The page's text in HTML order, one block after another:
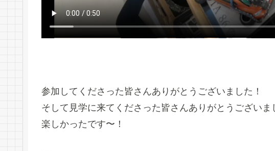
参加してくださった皆さんありがとうございました！
そして見学に来てくださった皆さんありがとうございま
楽しかったです〜！